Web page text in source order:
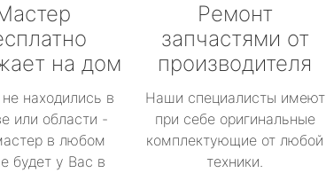
на дом
находились в
или области -
в любом
будет у Вас в
Ремонт
запчастями от
производителя
Наши специалисты имеют
при себе оригинальные
комплектующие от любой
техники.